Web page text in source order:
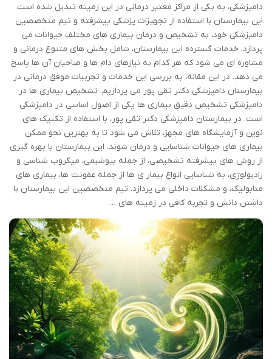
دامپزشکی، به یکی از مراکز معتبر درمانی در این زمینه تبدیل شده است.
این بیمارستان با استفاده از تجهیزات پزشکی پیشرفته و تیم متخصصین
دامپزشکی خود، به تشخیص و درمان بیماری های مختلف حیوانات می
پردازد. خدمات گسترده این بیمارستان، شامل بخش های متنوع درمانی و
مشاوره ای می شود که هر کدام به نیازهای دام ها و صاحبان آن ها پاسخ
می دهد. در این مقاله، به بررسی این خدمات و تجربیات موفق درمانی در
بیمارستان دامپزشکی دکتر تقی پور می پردازیم. تشخیص بیماری ها در
دامپزشکی تشخیص دقیق بیماری ها یکی از اصول اساسی در دامپزشکی
است. در بیمارستان دامپزشکی دکتر تقی پور، با استفاده از تکنیک های
نوین و آزمایشگاه های مجهز، تلاش می شود تا به بهترین نحو ممکن
بیماری های حیوانات شناسایی و درمان شوند. این بیمارستان با بهره گیری
از روش های پیشرفته تشخیصی، از جمله بیوشیمی، میکروب شناسی و
رادیولوژی، به شناسایی انواع بیمار ی ها از جمله عفونت ها، بیماری های
متابولیک، و مشکلات داخلی می پردازد. تیم متخصصین این بیمارستان با
داشتن دانش و تجربه کافی در زمینه های …